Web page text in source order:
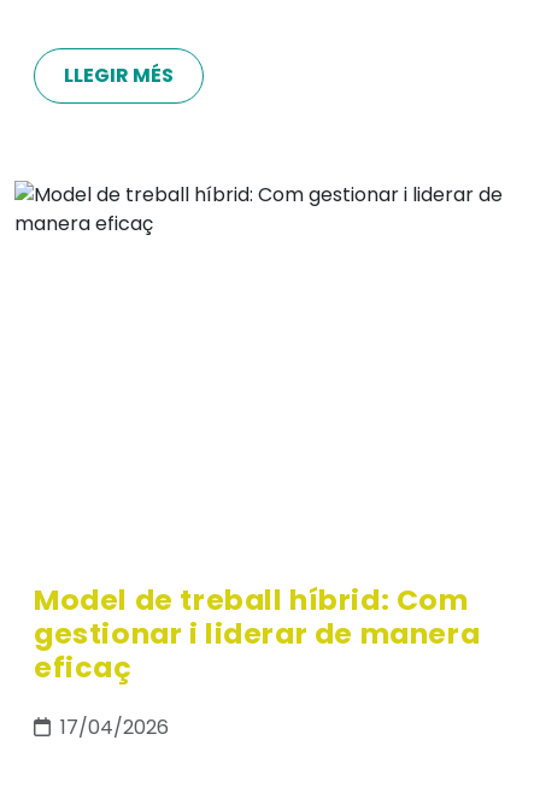
LLEGIR MÉS
Model de treball híbrid: Com
gestionar i liderar de manera
eficaç
17/04/2026